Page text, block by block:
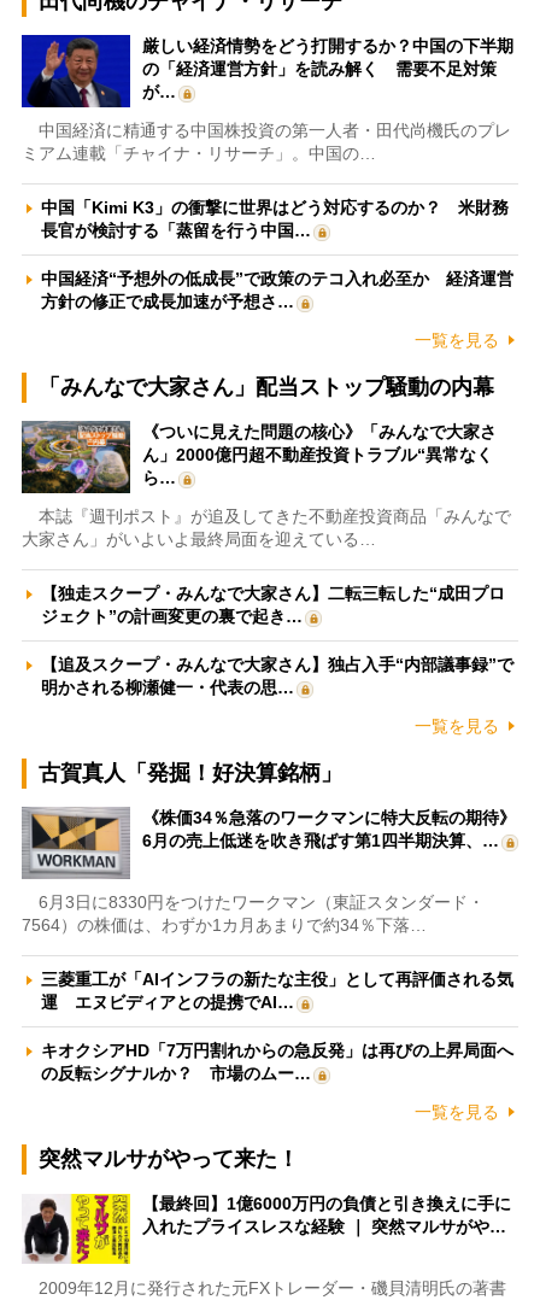
厳しい経済情勢をどう打開するか？中国の下半期
の「経済運営方針」を読み解く 需要不足対策
が…
中国経済に精通する中国株投資の第一人者・田代尚機氏のプレ
ミアム連載「チャイナ・リサーチ」。中国の…
中国「Kimi K3」の衝撃に世界はどう対応するのか？ 米財務
長官が検討する「蒸留を行う中国…
中国経済“予想外の低成長”で政策のテコ入れ必至か 経済運営
方針の修正で成長加速が予想さ…
一覧を見る
「みんなで大家さん」配当ストップ騒動の内幕
《ついに見えた問題の核心》「みんなで大家さ
ん」2000億円超不動産投資トラブル“異常なく
ら…
本誌『週刊ポスト』が追及してきた不動産投資商品「みんなで
大家さん」がいよいよ最終局面を迎えている…
【独走スクープ・みんなで大家さん】二転三転した“成田プロ
ジェクト”の計画変更の裏で起き…
【追及スクープ・みんなで大家さん】独占入手“内部議事録”で
明かされる柳瀬健一・代表の思…
一覧を見る
古賀真人「発掘！好決算銘柄」
《株価34％急落のワークマンに特大反転の期待》
6月の売上低迷を吹き飛ばす第1四半期決算、…
6月3日に8330円をつけたワークマン（東証スタンダード・
7564）の株価は、わずか1カ月あまりで約34％下落…
三菱重工が「AIインフラの新たな主役」として再評価される気
運 エヌビディアとの提携でAI…
キオクシアHD「7万円割れからの急反発」は再びの上昇局面へ
の反転シグナルか？ 市場のムー…
一覧を見る
突然マルサがやって来た！
【最終回】1億6000万円の負債と引き換えに手に
入れたプライスレスな経験 ｜ 突然マルサがや…
2009年12月に発行された元FXトレーダー・磯貝清明氏の著書